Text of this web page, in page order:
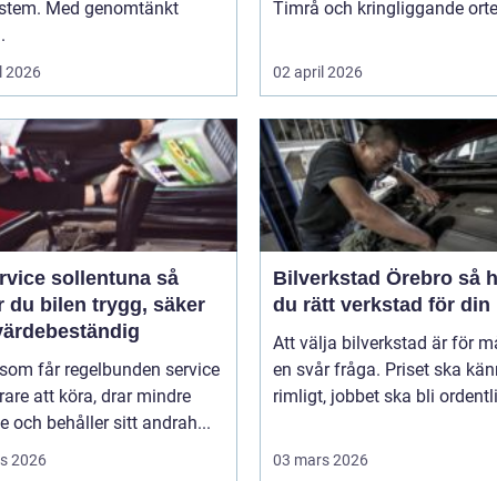
Med genomtänkt
2026
Timrå och kringliggande
02 april 2026
sollentuna så
du bilen trygg, säker
får regelbunden service
att köra, drar mindre
och behåller sitt andrah...
2026
Bilverkstad Örebro så hittar
du rätt verkstad för din
Att välja bilverkstad är för
en svår fråga. Priset ska
rimligt, jobbet ska bli
03 mars 2026